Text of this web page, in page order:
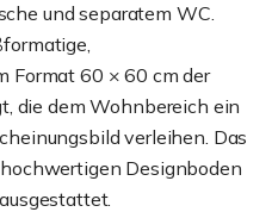
und separatem WC.
Format 60 × 60 cm der
die dem Wohnbereich ein
verleihen. Das
Designboden